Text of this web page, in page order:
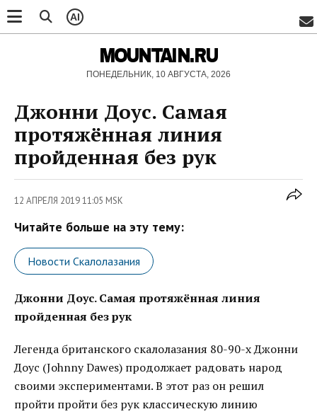
AI
MOUNTAIN.RU
ПОНЕДЕЛЬНИК, 10 АВГУСТА, 2026
Джонни Доус. Самая
протяжённая линия
пройденная без рук
12 АПРЕЛЯ 2019 11:05 MSK
Читайте больше на эту тему:
Новости Скалолазания
Джонни Доус. Самая протяжённая линия
пройденная без рук
Легенда британского скалолазания 80-90-х Джонни
Доус (Johnny Dawes) продолжает радовать народ
своими экспериментами. В этот раз он решил
пройти пройти без рук классическую линию